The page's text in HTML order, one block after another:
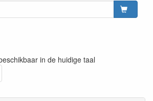
in de huidige taal